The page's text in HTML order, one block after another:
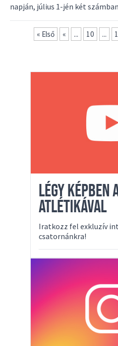
napján, július 1-jén két számban
« Első « ... 10 ...
LÉGY KÉPBEN
ATLÉTIKÁVAL
Iratkozz fel exkluzív
csatornánkra!